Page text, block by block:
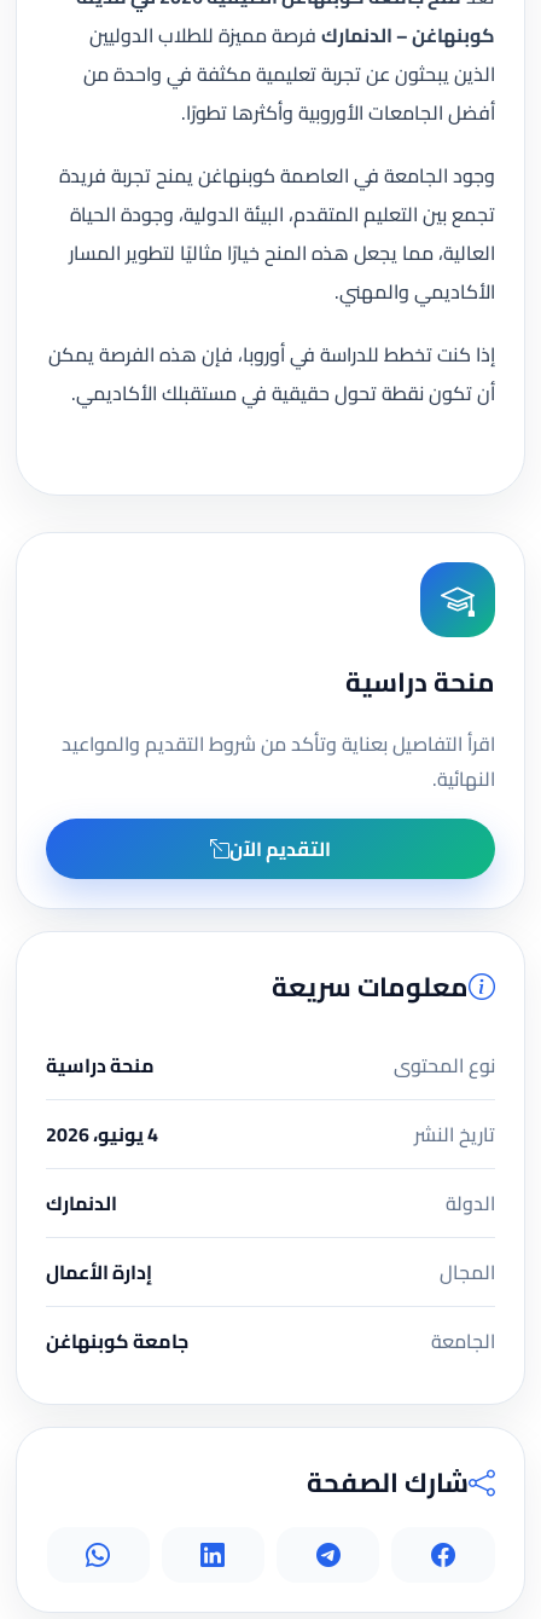
كوبنهاغن – الدنماركفرصة مميزة للطلاب الدوليين
الذين يبحثون عن تجربة تعليمية مكثفة في واحدة من
أفضل الجامعات الأوروبية وأكثرها تطورًا.
وجود الجامعة في العاصمة كوبنهاغن يمنح تجربة فريدة
تجمع بين التعليم المتقدم، البيئة الدولية، وجودة الحياة
العالية، مما يجعل هذه المنح خيارًا مثاليًا لتطوير المسار
الأكاديمي والمهني.
إذا كنت تخطط للدراسة في أوروبا، فإن هذه الفرصة يمكن
أن تكون نقطة تحول حقيقية في مستقبلك الأكاديمي.
منحة دراسية
اقرأ التفاصيل بعناية وتأكد من شروط التقديم والمواعيد
النهائية.
التقديم الآن
معلومات سريعة
نوع المحتوى
منحة دراسية
تاريخ النشر
4 يونيو، 2026
الدولة
الدنمارك
المجال
إدارة الأعمال
الجامعة
جامعة كوبنهاغن
شارك الصفحة